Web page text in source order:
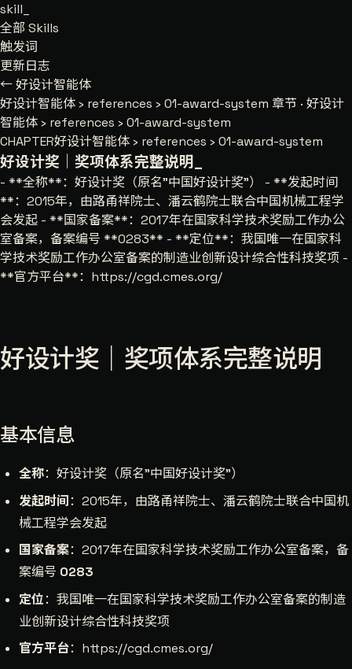
skill
全部 Skills
触发词
更新日志
← 好设计智能体
好设计智能体› references › 01-award-system 章节 · 好设计
智能体 › references › 01-award-system
CHAPTER好设计智能体 › references › 01-award-system
好设计奖｜奖项体系完整说明
- **全称**：好设计奖（原名"中国好设计奖"） - **发起时间
**：2015年，由路甬祥院士、潘云鹤院士联合中国机械工程学
会发起 - **国家备案**：2017年在国家科学技术奖励工作办公
室备案，备案编号 **0283** - **定位**：我国唯一在国家科
学技术奖励工作办公室备案的制造业创新设计综合性科技奖项 -
**官方平台**：https://cgd.cmes.org/
好设计奖｜奖项体系完整说明
基本信息
全称：好设计奖（原名"中国好设计奖"）
发起时间：2015年，由路甬祥院士、潘云鹤院士联合中国机
械工程学会发起
国家备案：2017年在国家科学技术奖励工作办公室备案，备
案编号 0283
定位：我国唯一在国家科学技术奖励工作办公室备案的制造
业创新设计综合性科技奖项
官方平台：https://cgd.cmes.org/